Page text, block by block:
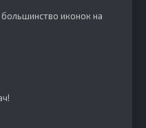
иконок на